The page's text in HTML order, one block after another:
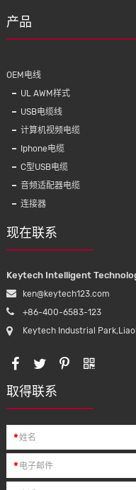
产品
OEM电线
UL AWM样式
USB电缆线
计算机视频电缆
Iphone电缆
C型USB电缆
音频适配器电缆
连接器
现在联系
Keytech Intelligent
ken@keytech123.com
+86-400-6583-123
Keytech Industrial
取得联系
*
*